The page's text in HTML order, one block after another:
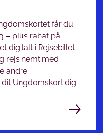
får du
– plus rabat på
digitalt i Rejsebillet-
rejs nemt med
andre
dit Ungdomskort dig